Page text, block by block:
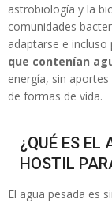
astrobiología y la
comunidades
adaptarse e incluso
que contenían
energía, sin
de formas de vida.
¿QUÉ ES EL
HOSTIL
El agua pesada es